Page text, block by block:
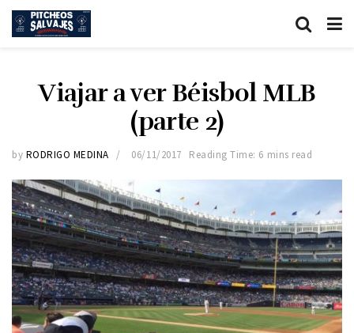
Viajar a ver Béisbol MLB
(parte 2)
by RODRIGO MEDINA 06/11/2017 Reading Time: 6 mins read